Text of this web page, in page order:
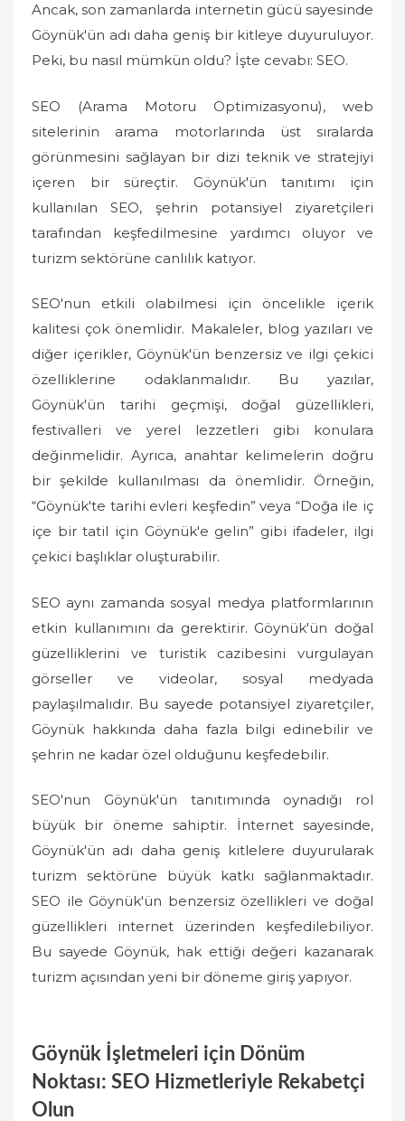
Ancak, son zamanlarda internetin gücü sayesinde
Göynük'ün adı daha geniş bir kitleye duyuruluyor.
Peki, bu nasıl mümkün oldu? İşte cevabı: SEO.
SEO (Arama Motoru Optimizasyonu), web
sitelerinin arama motorlarında üst sıralarda
görünmesini sağlayan bir dizi teknik ve stratejiyi
içeren bir süreçtir. Göynük'ün tanıtımı için
kullanılan SEO, şehrin potansiyel ziyaretçileri
tarafından keşfedilmesine yardımcı oluyor ve
turizm sektörüne canlılık katıyor.
SEO'nun etkili olabilmesi için öncelikle içerik
kalitesi çok önemlidir. Makaleler, blog yazıları ve
diğer içerikler, Göynük'ün benzersiz ve ilgi çekici
özelliklerine odaklanmalıdır. Bu yazılar,
Göynük'ün tarihi geçmişi, doğal güzellikleri,
festivalleri ve yerel lezzetleri gibi konulara
değinmelidir. Ayrıca, anahtar kelimelerin doğru
bir şekilde kullanılması da önemlidir. Örneğin,
“Göynük'te tarihi evleri keşfedin” veya “Doğa ile iç
içe bir tatil için Göynük'e gelin” gibi ifadeler, ilgi
çekici başlıklar oluşturabilir.
SEO aynı zamanda sosyal medya platformlarının
etkin kullanımını da gerektirir. Göynük'ün doğal
güzelliklerini ve turistik cazibesini vurgulayan
görseller ve videolar, sosyal medyada
paylaşılmalıdır. Bu sayede potansiyel ziyaretçiler,
Göynük hakkında daha fazla bilgi edinebilir ve
şehrin ne kadar özel olduğunu keşfedebilir.
SEO'nun Göynük'ün tanıtımında oynadığı rol
büyük bir öneme sahiptir. İnternet sayesinde,
Göynük'ün adı daha geniş kitlelere duyurularak
turizm sektörüne büyük katkı sağlanmaktadır.
SEO ile Göynük'ün benzersiz özellikleri ve doğal
güzellikleri internet üzerinden keşfedilebiliyor.
Bu sayede Göynük, hak ettiği değeri kazanarak
turizm açısından yeni bir döneme giriş yapıyor.
Göynük İşletmeleri için Dönüm
Noktası: SEO Hizmetleriyle Rekabetçi
Olun